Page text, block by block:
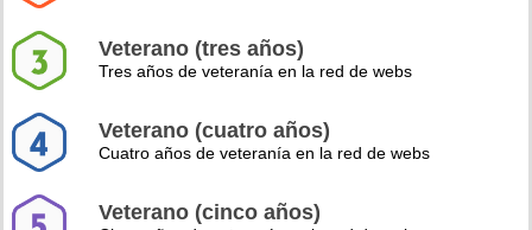
Veterano (tres años)
Tres años de veteranía en la red de webs
Veterano (cuatro años)
Cuatro años de veteranía en la red de webs
Veterano (cinco años)